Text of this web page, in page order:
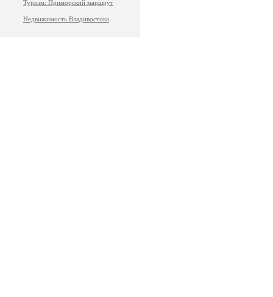
Туризм: Приморский маршрут
Недвижимость Владивостока